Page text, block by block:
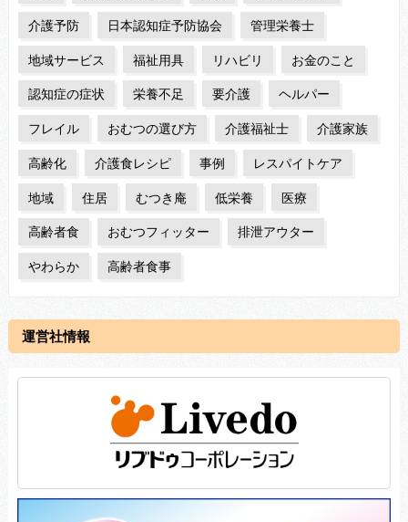
介護予防 日本認知症予防協会 管理栄養士
地域サービス 福祉用具 リハビリ お金のこと
認知症の症状 栄養不足 要介護 ヘルパー
フレイル おむつの選び方 介護福祉士 介護家族
高齢化 介護食レシピ 事例 レスパイトケア
地域 住居 むつき庵 低栄養 医療
高齢者食 おむつフィッター 排泄アウター
やわらか 高齢者食事
運営社情報